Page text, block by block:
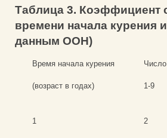
Таблица 3. Коэффициент
времени начала курения
данным ООН)
Время начала курения
(возраст в годах)
Число
1-9
1 2